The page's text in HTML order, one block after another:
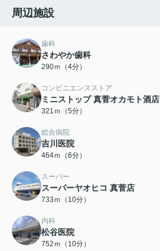
周辺施設
歯科
さわやか歯科
290ｍ（4分）
コンビニエンスストア
ミニストップ 真菅オカモト酒店
321ｍ（5分）
総合病院
吉川医院
464ｍ（6分）
スーパー
スーパーヤオヒコ 真菅店
733ｍ（10分）
内科
松谷医院
752ｍ（10分）